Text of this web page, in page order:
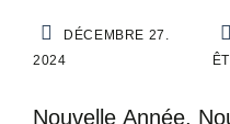
DÉCEMBRE 27.
2024
Nouvelle Année,